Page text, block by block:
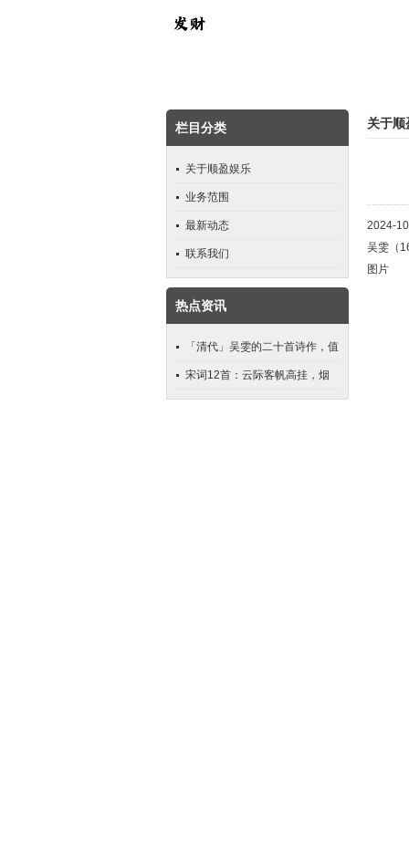
栏目分类
关于顺盈娱乐
业务范围
最新动态
联系我们
热点资讯
「清代」吴雯的二十首诗作，值
得品读
宋词12首：云际客帆高挂，烟
外酒旗低亚
关于顺
2024-
吴雯（
图片